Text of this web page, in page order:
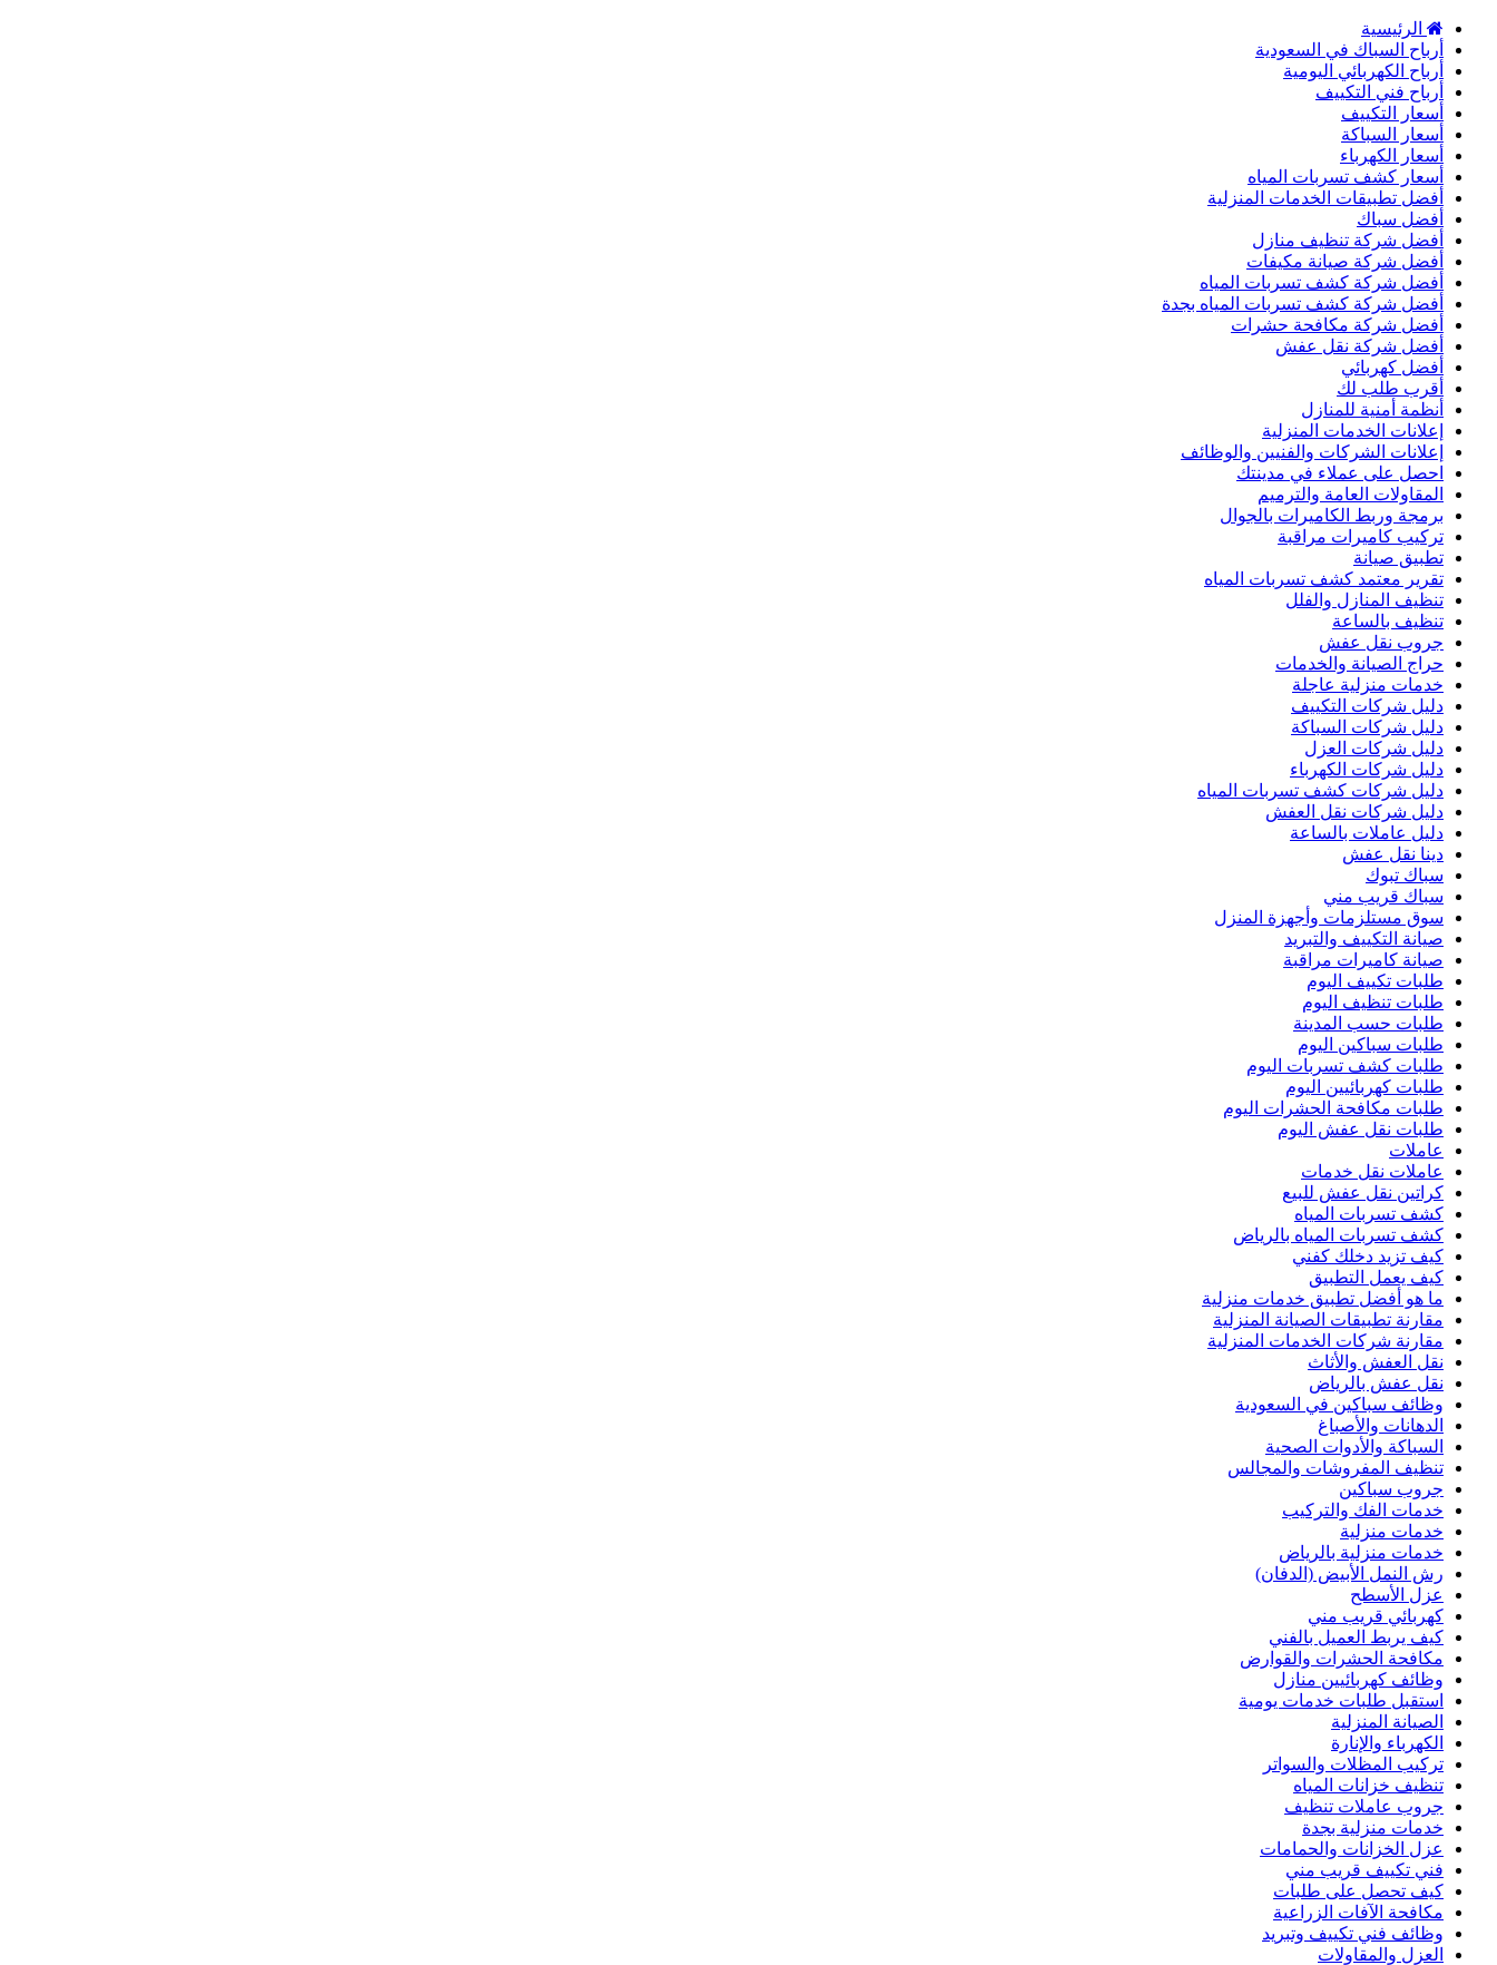
الرئيسية
أرباح السباك في السعودية
أرباح الكهربائي اليومية
أرباح فني التكييف
أسعار التكييف
أسعار السباكة
أسعار الكهرباء
أسعار كشف تسربات المياه
أفضل تطبيقات الخدمات المنزلية
أفضل سباك
أفضل شركة تنظيف منازل
أفضل شركة صيانة مكيفات
أفضل شركة كشف تسربات المياه
أفضل شركة كشف تسربات المياه بجدة
أفضل شركة مكافحة حشرات
أفضل شركة نقل عفش
أفضل كهربائي
أقرب طلب لك
أنظمة أمنية للمنازل
إعلانات الخدمات المنزلية
إعلانات الشركات والفنيين والوظائف
احصل على عملاء في مدينتك
المقاولات العامة والترميم
برمجة وربط الكاميرات بالجوال
تركيب كاميرات مراقبة
تطبيق صيانة
تقرير معتمد كشف تسربات المياه
تنظيف المنازل والفلل
تنظيف بالساعة
جروب نقل عفش
حراج الصيانة والخدمات
خدمات منزلية عاجلة
دليل شركات التكييف
دليل شركات السباكة
دليل شركات العزل
دليل شركات الكهرباء
دليل شركات كشف تسربات المياه
دليل شركات نقل العفش
دليل عاملات بالساعة
دينا نقل عفش
سباك تبوك
سباك قريب مني
سوق مستلزمات وأجهزة المنزل
صيانة التكييف والتبريد
صيانة كاميرات مراقبة
طلبات تكييف اليوم
طلبات تنظيف اليوم
طلبات حسب المدينة
طلبات سباكين اليوم
طلبات كشف تسربات اليوم
طلبات كهربائيين اليوم
طلبات مكافحة الحشرات اليوم
طلبات نقل عفش اليوم
عاملات
عاملات نقل خدمات
كراتين نقل عفش للبيع
كشف تسربات المياه
كشف تسربات المياه بالرياض
كيف تزيد دخلك كفني
كيف يعمل التطبيق
ما هو أفضل تطبيق خدمات منزلية
مقارنة تطبيقات الصيانة المنزلية
مقارنة شركات الخدمات المنزلية
نقل العفش والأثاث
نقل عفش بالرياض
وظائف سباكين في السعودية
الدهانات والأصباغ
السباكة والأدوات الصحية
تنظيف المفروشات والمجالس
جروب سباكين
خدمات الفك والتركيب
خدمات منزلية
خدمات منزلية بالرياض
رش النمل الأبيض (الدفان)
عزل الأسطح
كهربائي قريب مني
كيف يربط العميل بالفني
مكافحة الحشرات والقوارض
وظائف كهربائيين منازل
استقبل طلبات خدمات يومية
الصيانة المنزلية
الكهرباء والإنارة
تركيب المظلات والسواتر
تنظيف خزانات المياه
جروب عاملات تنظيف
خدمات منزلية بجدة
عزل الخزانات والحمامات
فني تكييف قريب مني
كيف تحصل على طلبات
مكافحة الآفات الزراعية
وظائف فني تكييف وتبريد
العزل والمقاولات